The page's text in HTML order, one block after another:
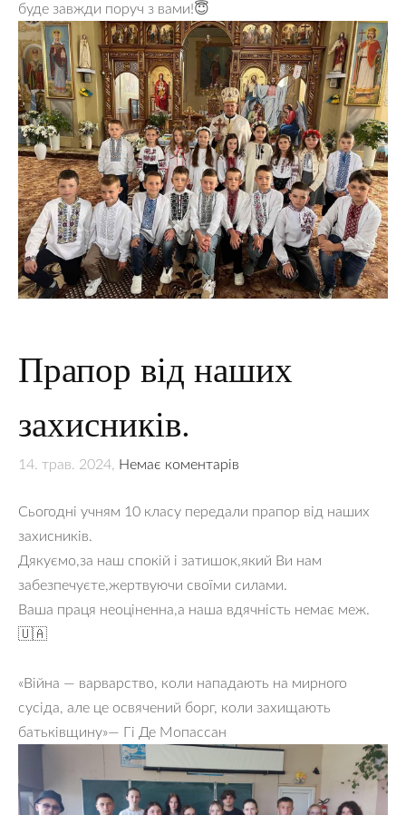
буде завжди поруч з вами!😇
Прапор від наших
захисників.
14. трав. 2024, Немає коментарів
Сьогодні учням 10 класу передали прапор від наших
захисників.
Дякуємо,за наш спокій і затишок,який Ви нам
забезпечуєте,жертвуючи своїми силами.
Ваша праця неоціненна,а наша вдячність немає меж.
🇺🇦
«Війна — варварство, коли нападають на мирного
сусіда, але це освячений борг, коли захищають
батьківщину»— Гі Де Мопассан